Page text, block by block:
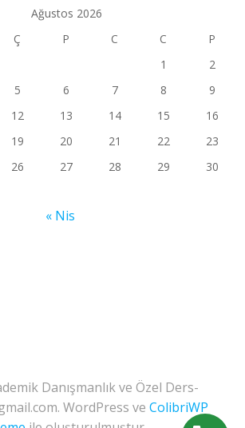
Ağustos 2026
Ç P C C
P
1
2
5 6 7 8
9
12 13 14 15
16
19 20 21 22
23
26 27 28 29
30
« Nis
Danışmanlık ve Özel Ders-
WordPress ve ColibriWP